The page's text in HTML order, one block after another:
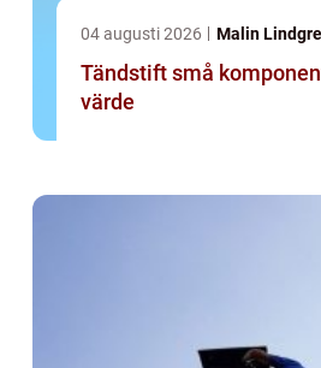
04 augusti 2026 Malin
Tändstift små komponenter med stort
värde